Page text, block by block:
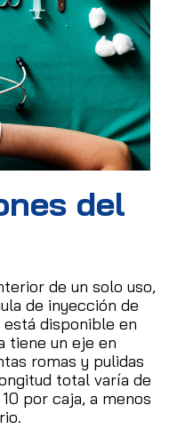
del
de un solo uso,
de inyección de
disponible en
tiene un eje en
romas y pulidas
total varía de
por caja, a menos